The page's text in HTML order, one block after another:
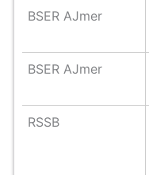
BSER AJmer
BSER AJmer
RSSB